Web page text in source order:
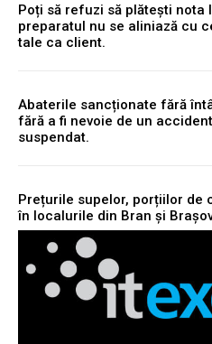
Poți să refuzi să plătești nota
preparatul nu se aliniază cu
tale ca client.
Abaterile sancționate fără
fără a fi nevoie de un
suspendat.
Prețurile supelor, porțiilor de
în localurile din Bran și